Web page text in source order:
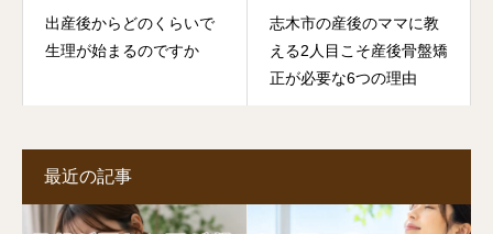
出産後からどのくらいで
生理が始まるのですか
志木市の産後のママに教
える2人目こそ産後骨盤矯
正が必要な6つの理由
最近の記事